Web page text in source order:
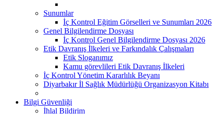
Sunumlar
İç Kontrol Eğitim Görselleri ve Sunumları 2026
Genel Bilgilendirme Dosyası
İç Kontrol Genel Bilgilendirme Dosyası 2026
Etik Davranış İlkeleri ve Farkındalık Çalışmaları
Etik Sloganımız
Kamu görevlileri Etik Davranış İlkeleri
İç Kontrol Yönetim Kararlılık Beyanı
Diyarbakır İl Sağlık Müdürlüğü Organizasyon Kitabı
Bilgi Güvenliği
İhlal Bildirim